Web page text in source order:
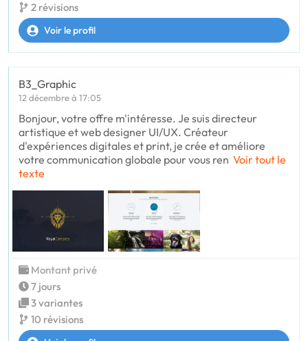
2 révisions
Voir le profil
B3_Graphic
12 décembre à 17:05
Bonjour, votre offre m'intéresse. Je suis directeur
artistique et web designer UI/UX. Créateur
d'expériences digitales et print, je crée et améliore
votre communication globale pour vous ren Voir tout le
texte
Montant privé
7 jours
3 variantes
10 révisions